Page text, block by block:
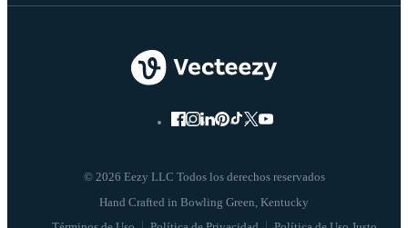
© 2026 Eezy LLC Todos los derechos reservados